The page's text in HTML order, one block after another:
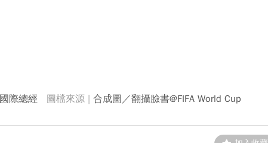
國際總經
合成圖／翻攝臉書@FIFA World Cup